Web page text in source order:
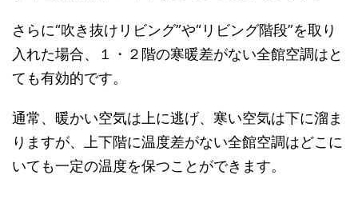
さらに“吹き抜けリビング”や“リビング階段”を取り
入れた場合、１・２階の寒暖差がない全館空調はと
ても有効的です。
通常、暖かい空気は上に逃げ、寒い空気は下に溜ま
りますが、上下階に温度差がない全館空調はどこに
いても一定の温度を保つことができます。